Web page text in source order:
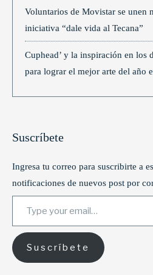
Voluntarios de Movistar se unen
iniciativa “dale vida al Tecana”
Cuphead’ y la inspiración en los
para lograr el mejor arte del año
Suscríbete
Ingresa tu correo para suscribirte a
notificaciones de nuevos post por
Type your email…
Suscríbete